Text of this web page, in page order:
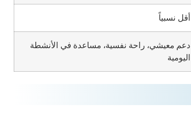
أقل نسبياً
دعم معيشي، راحة نفسية، مساعدة في الأنشطة
اليومية